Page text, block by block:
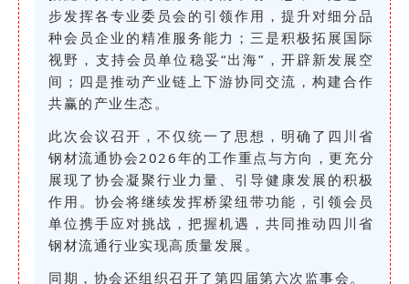
步发挥各专业委员会的引领作用，提升对细分品
种会员企业的精准服务能力；三是积极拓展国际
视野，支持会员单位稳妥“出海”，开辟新发展空
间；四是推动产业链上下游协同交流，构建合作
共赢的产业生态。
此次会议召开，不仅统一了思想，明确了四川省
钢材流通协会2026年的工作重点与方向，更充分
展现了协会凝聚行业力量、引导健康发展的积极
作用。协会将继续发挥桥梁纽带功能，引领会员
单位携手应对挑战，把握机遇，共同推动四川省
钢材流通行业实现高质量发展。
同期，协会还组织召开了第四届第六次监事会。